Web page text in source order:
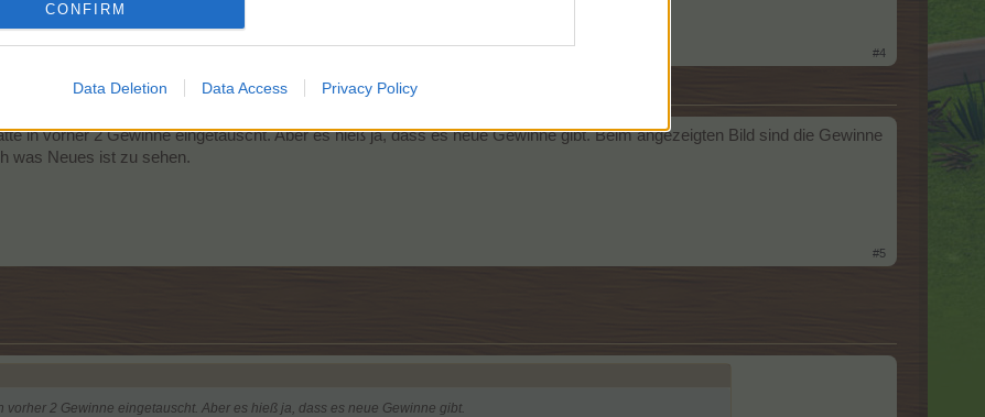
CONFIRM
Data Deletion Data Access Privacy Policy
#4
in vorher 2 Gewinne eingetauscht. Aber es hieß ja, dass es neue Gewinne gibt. Beim angezeigten Bild sind die Gewinne
was Neues ist zu sehen.
#5
vorher 2 Gewinne eingetauscht. Aber es hieß ja, dass es neue Gewinne gibt.